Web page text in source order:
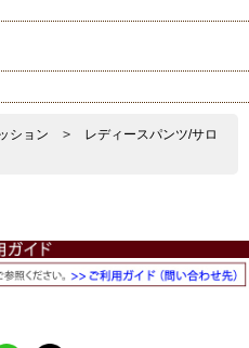
ション >
レディースパンツ/サロ